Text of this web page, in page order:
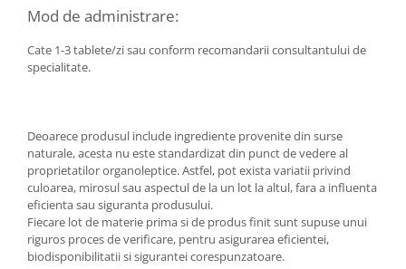
Mod de administrare:
Cate 1-3 tablete/zi sau conform recomandarii consultantului de
specialitate.
Deoarece produsul include ingrediente provenite din surse
naturale, acesta nu este standardizat din punct de vedere al
proprietatilor organoleptice. Astfel, pot exista variatii privind
culoarea, mirosul sau aspectul de la un lot la altul, fara a influenta
eficienta sau siguranta produsului.
Fiecare lot de materie prima si de produs finit sunt supuse unui
riguros proces de verificare, pentru asigurarea eficientei,
biodisponibilitatii si sigurantei corespunzatoare.